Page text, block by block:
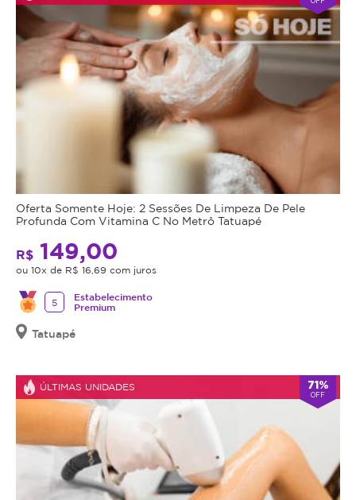
Oferta Somente Hoje: 2 Sessões De Limpeza De Pele
Profunda Com Vitamina C No Metrô Tatuapé
R$ 149,00
ou 10x de R$ 16,69 com juros
5
Estabelecimento
Premium
Tatuapé
ÚLTIMAS UNIDADES 71%
OFF